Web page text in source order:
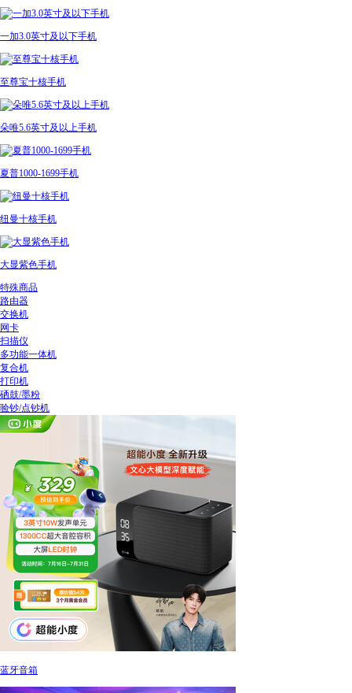
一加3.0英寸及以下手机
至尊宝十核手机
朵唯5.6英寸及以上手机
夏普1000-1699手机
纽曼十核手机
大显紫色手机
特殊商品
路由器
交换机
网卡
扫描仪
多功能一体机
复合机
打印机
硒鼓/墨粉
验钞/点钞机
蓝牙音箱